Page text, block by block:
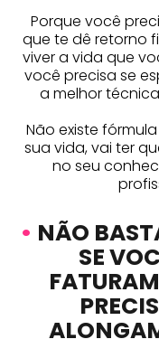
Porque você
que te dê retorno
viver a vida que
você precisa se
a melhor
Não existe
sua vida, vai ter
no seu
• NÃO
SE